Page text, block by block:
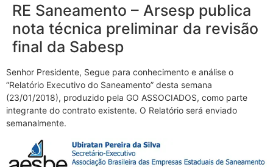
RE Saneamento – Arsesp publica
nota técnica preliminar da revisão
final da Sabesp
Senhor Presidente, Segue para conhecimento e análise o
“Relatório Executivo do Saneamento” desta semana
(23/01/2018), produzido pela GO ASSOCIADOS, como parte
integrante do contrato existente. O Relatório será enviado
semanalmente.